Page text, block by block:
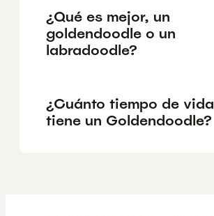
¿Qué es mejor, un
goldendoodle o un
labradoodle?
¿Cuánto tiempo de vida
tiene un Goldendoodle?